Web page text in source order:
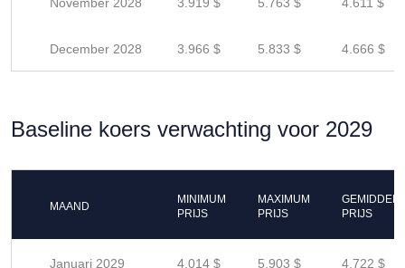
December 2028 3.966 $ 5.833 $ 4.666 $
Baseline koers verwachting voor 2029
MAAND
MINIMUM
PRIJS
MAXIMUM
PRIJS
PRIJS
Januari 2029 4.014 $ 5.903 $ 4.722 $